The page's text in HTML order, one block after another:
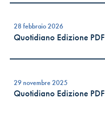
28 febbraio 2026
Quotidiano Edizione
29 novembre 2025
Quotidiano Edizione